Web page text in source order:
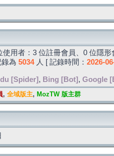
使用者：3 位註冊會員、0 位隱
為 5034人 [ 記錄時間： 2026-
[Spider] , Bing [Bot] , Google
, 全域版主, MozTW 版主群